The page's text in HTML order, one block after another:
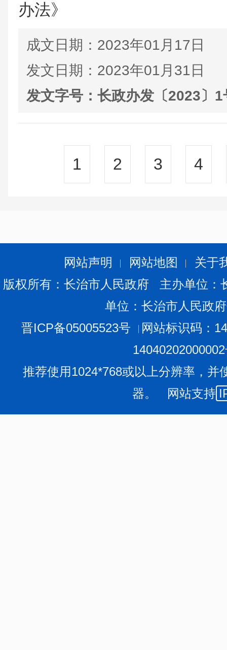
办法》
成文日期： 2023年01月17日
发文日期： 2023年01月31日
发文字号： 长政办发〔2023〕1
1 2 3 4
网站声明 网站地图
关于
版权所有：长治市人民政府 主办单位
单位：长治市人民政
晋ICP备05005523号
网站标识码：
推荐使用1024*768或以上分辨率，并
器。 网站支持